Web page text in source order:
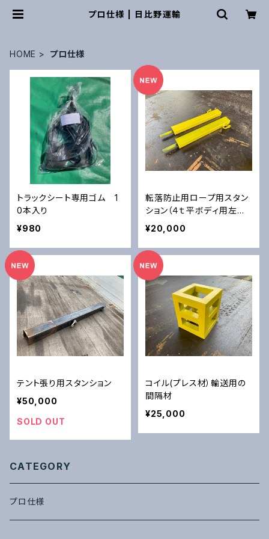
プロ仕様 | 日比野運輸
HOME プロ仕様
トラックシート専用ゴム 1
0本入り
¥980
転落防止用ロープ用スタン
ション（４ｔ平ボディ用左右
セット）
¥20,000
テント張り用スタンション
¥50,000
SOLD OUT
コイル(プレス材）輸送用の
間隔材
¥25,000
CATEGORY
プロ仕様